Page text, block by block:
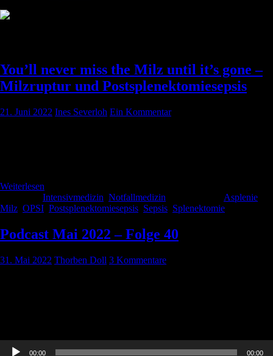
You’ll never miss the Milz until it’s gone –
Milzruptur und Postsplenektomiesepsis
21. Juni 2022 Ines Severloh Ein Kommentar
Weiterlesen
Intensivmedizin Notfallmedizin Asplenie
Milz OPSI Postsplenektomiesepsis Sepsis Splenektomie
Podcast Mai 2022 – Folge 40
31. Mai 2022 Thorben Doll 3 Kommentare
Audio-
00:00 00:00